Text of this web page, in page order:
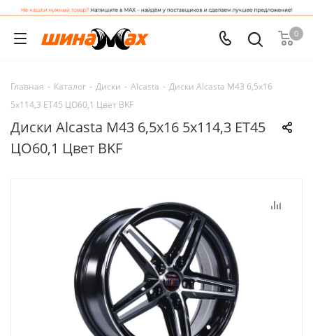
0
Главная - Каталог - Диски - Alcasta - Диски Alcasta M43 6,5x16
5x114,3 ET45 ЦО60,1 Цвет BKF
Диски Alcasta M43 6,5x16 5x114,3 ET45
ЦО60,1 Цвет BKF